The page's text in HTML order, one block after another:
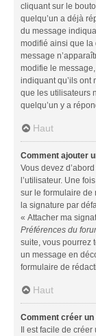
cliquant sur le
quelqu’un a déjà
du message
modifié ainsi que la
message
modifie le
indiquant qu’ils ont
que les utilisateurs
quelqu’un y a
Haut
Comment ajouter
Vous devez
l’utilisateur. Une
sur le formulaire de
la signature par
« Attacher ma
Préférences du
suite, vous pourrez
un message en
formulaire de
Haut
Comment créer un
Il est facile de